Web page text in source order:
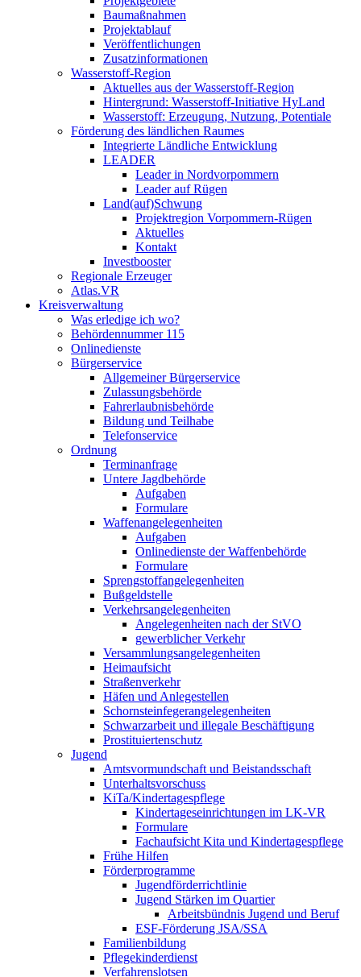
Baumaßnahmen
Projektablauf
Veröffentlichungen
Zusatzinformationen
Wasserstoff-Region
Aktuelles aus der Wasserstoff-Region
Hintergrund: Wasserstoff-Initiative HyLand
Wasserstoff: Erzeugung, Nutzung, Potentiale
Förderung des ländlichen Raumes
Integrierte Ländliche Entwicklung
LEADER
Leader in Nordvorpommern
Leader auf Rügen
Land(auf)Schwung
Projektregion Vorpommern-Rügen
Aktuelles
Kontakt
Investbooster
Regionale Erzeuger
Atlas.VR
Kreisverwaltung
Was erledige ich wo?
Behördennummer 115
Onlinedienste
Bürgerservice
Allgemeiner Bürgerservice
Zulassungsbehörde
Fahrerlaubnisbehörde
Bildung und Teilhabe
Telefonservice
Ordnung
Terminanfrage
Untere Jagdbehörde
Aufgaben
Formulare
Waffenangelegenheiten
Aufgaben
Onlinedienste der Waffenbehörde
Formulare
Sprengstoff­angelegenheiten
Bußgeldstelle
Verkehrsangelegenheiten
Angelegenheiten nach der StVO
gewerblicher Verkehr
Versammlungs­angelegenheiten
Heimaufsicht
Straßenverkehr
Häfen und Anlegestellen
Schornsteinfeger­angelegenheiten
Schwarzarbeit und illegale Beschäftigung
Prostituiertenschutz
Jugend
Amtsvormundschaft und Beistandsschaft
Unterhaltsvorschuss
KiTa/Kindertagespflege
Kindertages­einrichtungen im LK-VR
Formulare
Fachaufsicht Kita und Kindertagespflege
Frühe Hilfen
Förderprogramme
Jugendförderrichtlinie
Jugend Stärken im Quartier
Arbeitsbündnis Jugend und Beruf
ESF-Förderung JSA/SSA
Familienbildung
Pflegekinderdienst
Verfahrenslotsen